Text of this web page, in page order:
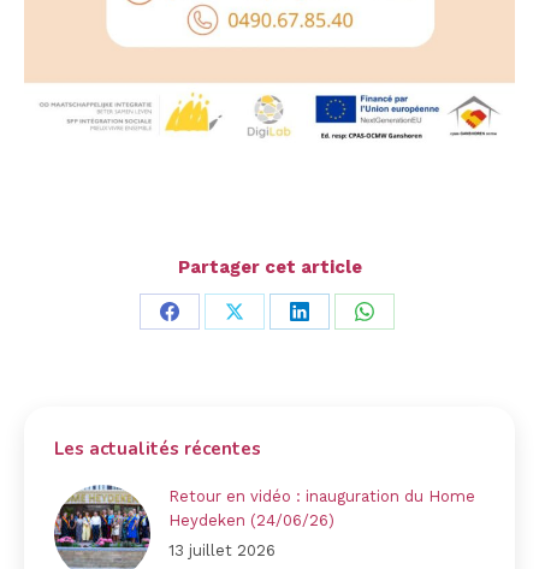
Partager cet article
PartagerPartagerPartagerPartager
Les actualités récentes
Retour en vidéo : inauguration du Home
Heydeken (24/06/26)
13 juillet 2026